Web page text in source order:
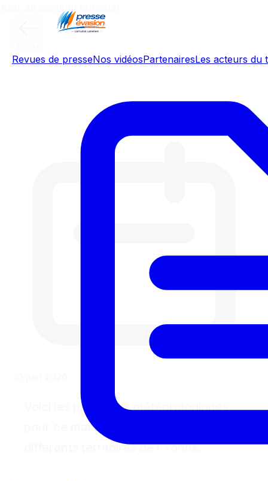
Revues de presseNos vidéosPartenairesLes acteurs du
Voici les prévisions météorologiques
pour ce mardi 30 juin 2026 dans les
différents territoires de l'Yonne.